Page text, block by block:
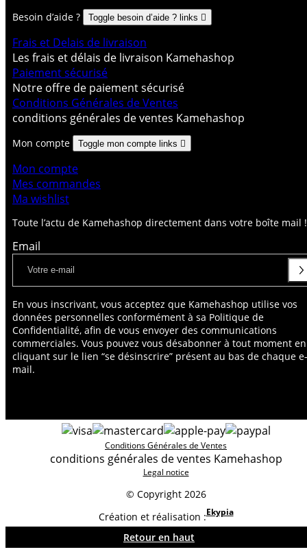
Toute l’actu de Kamehashop directement dans votre boîte mail !
Email
En vous inscrivant, vous acceptez que Kamehashop utilise vos
données personnelles conformément à sa Politique de
Confidentialité, afin de vous envoyer des communications
commerciales. Vous pouvez vous désabonner à tout moment en
cliquant sur le lien “se désinscrire” présent au bas de chaque e-
mail.
Besoin d’aide ? Toggle besoin d’aide ? links 
Frais et Delais de livraison
Les frais et délais de livraison Kamehashop
Paiement sécurisé
Notre offre de paiement sécurisé
Conditions Générales de Ventes
conditions générales de ventes Kamehashop
Mon compte Toggle mon compte links 
Mon compte
Mes commandes
Ma wishlist
© Copyright 2026
Conditions Générales de Ventes
conditions générales de ventes Kamehashop
Legal notice
Création et réalisation :Ekypia
Retour en haut